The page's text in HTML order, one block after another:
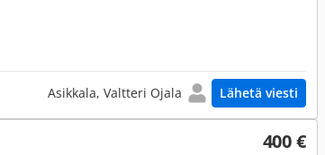
Asikkala, Valtteri Ojala Lähetä viesti
400 €